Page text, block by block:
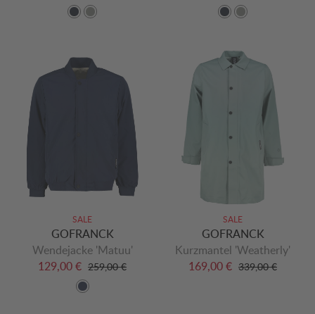
SALE
GOFRANCK
Wendejacke 'Matuu'
129,00 € 259,00 €
SALE
GOFRANCK
Kurzmantel 'Weatherly'
169,00 € 339,00 €